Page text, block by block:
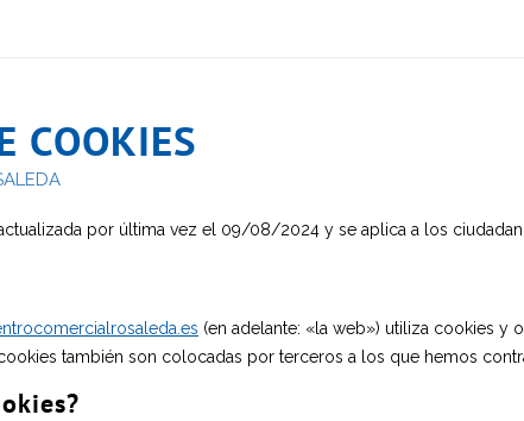
COOKIES
por última vez el 09/08/2024 y se aplica a los
(en adelante: «la web») utiliza cookies y
también son colocadas por terceros a los que hemos